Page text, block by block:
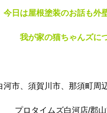
今日は屋根塗装のお話も外
我が家の猫ちゃんズに
河市、須賀川市、那須町周
プロタイムズ白河店/郡